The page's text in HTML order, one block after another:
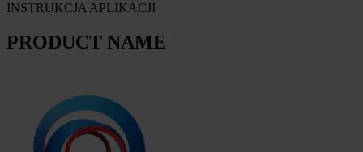
INSTRUKCJA APLIKACJI
PRODUCT NAME